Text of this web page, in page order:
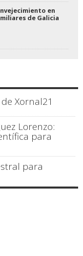
en
de Galicia
Xornal21
Lorenzo:
para
para